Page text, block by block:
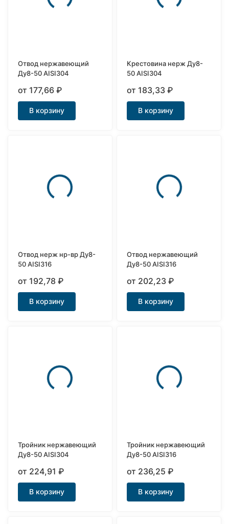
Отвод нержавеющий
Ду8-50 AISI304
от 177,66₽
В корзину
Крестовина нерж Ду8-
50 AISI304
от 183,33₽
В корзину
Отвод нерж нр-вр Ду8-
50 AISI316
от 192,78₽
В корзину
Отвод нержавеющий
Ду8-50 AISI316
от 202,23₽
В корзину
Тройник нержавеющий
Ду8-50 AISI304
от 224,91₽
В корзину
Тройник нержавеющий
Ду8-50 AISI316
от 236,25₽
В корзину